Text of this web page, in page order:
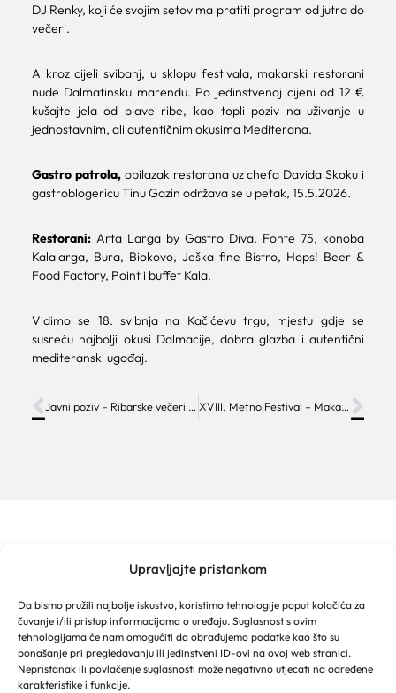
Upravljajte pristankom
Da bismo pružili najbolje iskustvo, koristimo tehnologije poput kolačića za
čuvanje i/ili pristup informacijama o uređaju. Suglasnost s ovim
tehnologijama će nam omogućiti da obrađujemo podatke kao što su
ponašanje pri pregledavanju ili jedinstveni ID-ovi na ovoj web stranici.
Nepristanak ili povlačenje suglasnosti može negativno utjecati na određene
karakteristike i funkcije.
DJ Renky, koji će svojim setovima pratiti program od jutra do
večeri.
A kroz cijeli svibanj, u sklopu festivala, makarski restorani
nude Dalmatinsku marendu. Po jedinstvenoj cijeni od 12 €
kušajte jela od plave ribe, kao topli poziv na uživanje u
jednostavnim, ali autentičnim okusima Mediterana.
Gastro patrola,obilazak restorana uz chefa Davida Skoku i
gastroblogericu Tinu Gazin održava se u petak, 15.5.2026.
Restorani:Arta Larga by Gastro Diva, Fonte 75, konoba
Kalalarga, Bura, Biokovo, Ješka fine Bistro, Hops! Beer &
Food Factory, Point i buffet Kala.
Vidimo se 18. svibnja na Kačićevu trgu, mjestu gdje se
susreću najbolji okusi Dalmacije, dobra glazba i autentični
mediteranski ugođaj.
Javni poziv – Ribarske večeri 2026 XVIII. Metno Festival – Makarska
Franjevački put 2a
Obala kralja Tomislava 16
21 300 Makarska
Email: info@makarska-info.hr
Telefon: +385 21 612 002/+385 21 650 076